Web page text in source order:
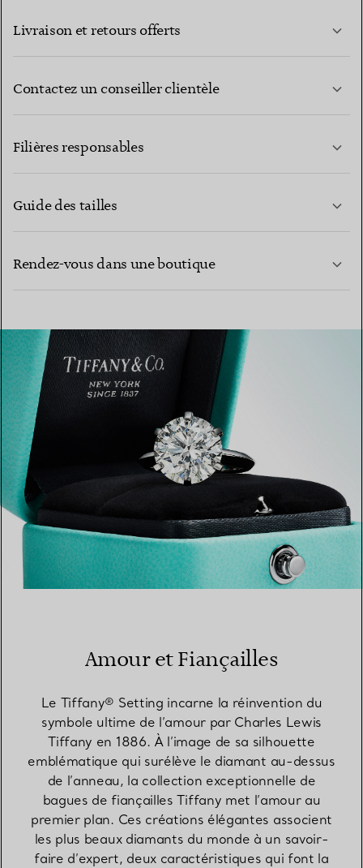
Livraison et retours offerts
Contactez un conseiller clientèle
Filières responsables
Guide des tailles
Rendez-vous dans une boutique
TROUVEZ LA BOUTIQUE LA PLUS PROCHE
Amour et Fiançailles
Le Tiffany® Setting incarne la réinvention du
symbole ultime de l’amour par Charles Lewis
Tiffany en 1886. À l’image de sa silhouette
emblématique qui surélève le diamant au-dessus
de l’anneau, la collection exceptionnelle de
bagues de fiançailles Tiffany met l’amour au
premier plan. Ces créations élégantes associent
les plus beaux diamants du monde à un savoir-
faire d’expert, deux caractéristiques qui font la